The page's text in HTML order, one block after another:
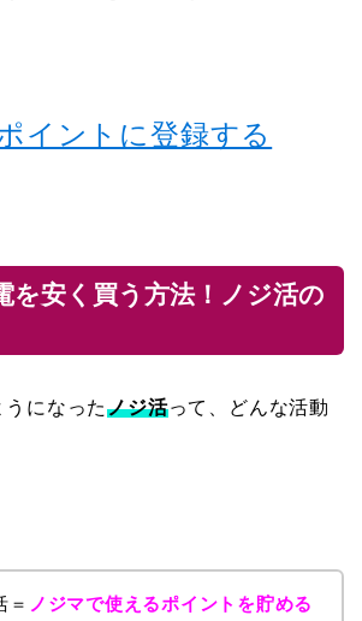
イントに登録する
を安く買う方法！ノジ活の
うになったノジ活って、どんな活動
＝ ノジマで使えるポイントを貯める